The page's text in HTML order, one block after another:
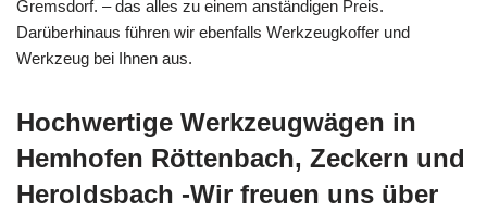
Gremsdorf. – das alles zu einem anständigen Preis.
Darüberhinaus führen wir ebenfalls Werkzeugkoffer und
Werkzeug bei Ihnen aus.
Hochwertige Werkzeugwägen in
Hemhofen Röttenbach, Zeckern und
Heroldsbach -Wir freuen uns über